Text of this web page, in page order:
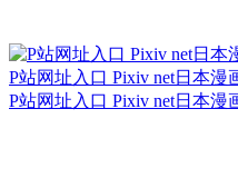
P站网址入口 Pixiv net日本漫
P站网址入口 Pixiv net日本漫